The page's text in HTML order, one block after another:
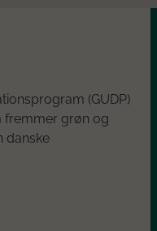
(GUDP)
fremmer grøn og
danske